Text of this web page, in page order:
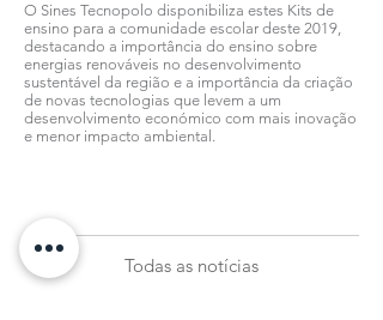
O Sines Tecnopolo disponibiliza estes Kits de
ensino para a comunidade escolar deste 2019,
destacando a importância do ensino sobre
energias renováveis no desenvolvimento
sustentável da região e a importância da criação
de novas tecnologias que levem a um
desenvolvimento económico com mais inovação
e menor impacto ambiental.
Todas as notícias